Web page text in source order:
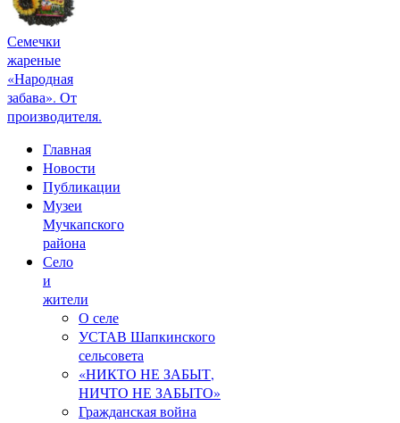
Семечки
жареные
«Народная
забава». От
производителя.
Главная
Новости
Публикации
Музеи
Мучкапского
района
Село
и
жители
О селе
УСТАВ Шапкинского
сельсовета
«НИКТО НЕ ЗАБЫТ,
НИЧТО НЕ ЗАБЫТО»
Гражданская война